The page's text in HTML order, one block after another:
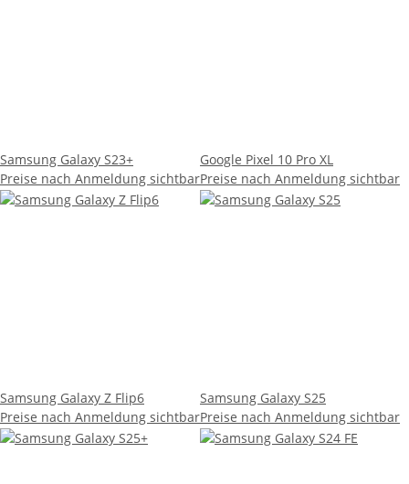
Samsung Galaxy S23+
Preise nach Anmeldung sichtbar
Google Pixel 10 Pro XL
Preise nach Anmeldung sichtbar
Samsung Galaxy Z Flip6
Preise nach Anmeldung sichtbar
Samsung Galaxy S25
Preise nach Anmeldung sichtbar